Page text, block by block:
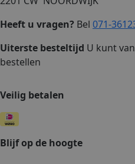
Heeft u vragen? Bel 071-
Uiterste besteltijd U kunt
bestellen
Veilig betalen
Blijf op de hoogte